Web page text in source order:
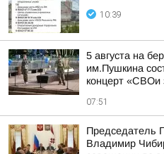
10:39
5 августа на
им.Пушкина
концерт «СВОи
07:51
Председатель
Владимир